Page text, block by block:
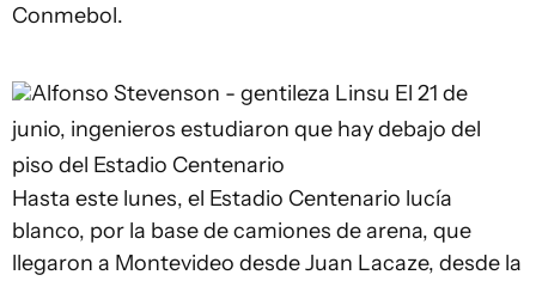
Conmebol.
Alfonso Stevenson - gentileza Linsu El 21 de
junio, ingenieros estudiaron que hay debajo del
piso del Estadio Centenario
Hasta este lunes, el Estadio Centenario lucía
blanco, por la base de camiones de arena, que
llegaron a Montevideo desde Juan Lacaze, desde la